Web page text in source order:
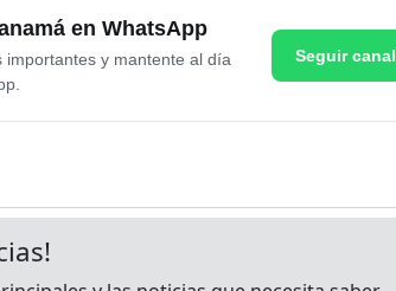
en WhatsApp
importantes y mantente al día
Seguir canal